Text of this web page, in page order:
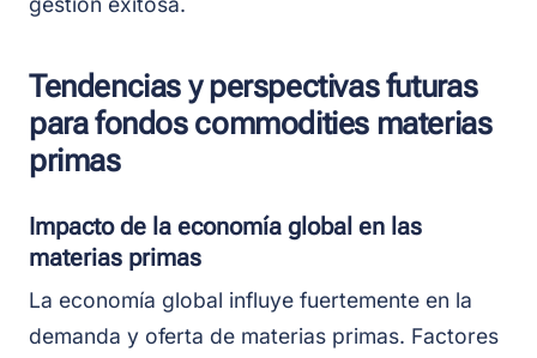
Tendencias y perspectivas futuras
para fondos commodities materias
primas
Impacto de la economía global en las
materias primas
La economía global influye fuertemente en la
demanda y oferta de materias primas. Factores